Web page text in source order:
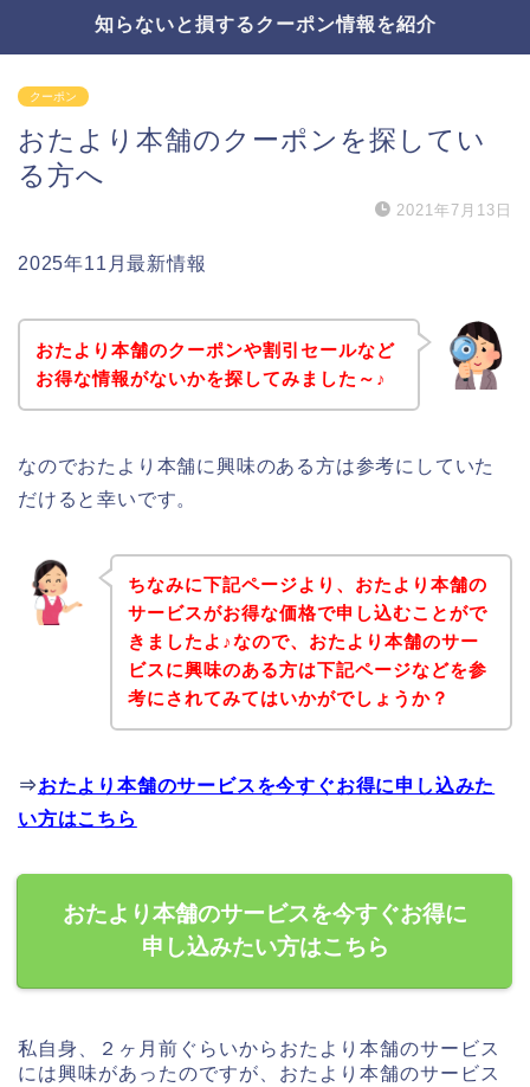
知らないと損するクーポン情報を紹介
クーポン
おたより本舗のクーポンを探してい
る方へ
2021年7月13日
2025年11月最新情報
おたより本舗のクーポンや割引セールなど
お得な情報がないかを探してみました～♪
なのでおたより本舗に興味のある方は参考にしていた
だけると幸いです。
ちなみに下記ページより、おたより本舗の
サービスがお得な価格で申し込むことがで
きましたよ♪なので、おたより本舗のサー
ビスに興味のある方は下記ページなどを参
考にされてみてはいかがでしょうか？
⇒おたより本舗のサービスを今すぐお得に申し込みた
い方はこちら
おたより本舗のサービスを今すぐお得に
申し込みたい方はこちら
私自身、２ヶ月前ぐらいからおたより本舗のサービス
には興味があったのですが、おたより本舗のサービス